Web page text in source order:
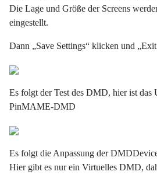
Die Lage und Größe der Screens
eingestellt.
Dann „Save Settings“ klicken und
Es folgt der Test des DMD, hier ist
PinMAME-DMD
Es folgt die Anpassung der
Hier gibt es nur ein Virtuelles DMD,